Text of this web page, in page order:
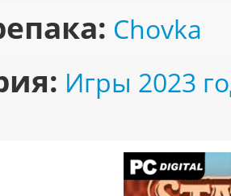
Chovka
Игры 2023